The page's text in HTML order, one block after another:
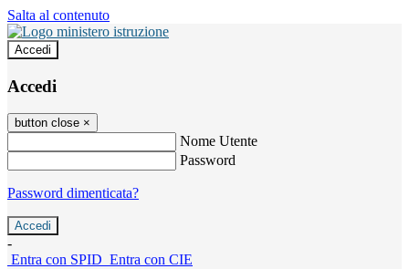
Salta al contenuto
Accedi
Accedi
button close ×
Nome Utente
Password
Password dimenticata?
-
Entra con SPID Entra con CIE